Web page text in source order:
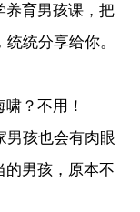
养育男孩课，把
统分享给你。
？不用！
男孩也会有肉眼
的男孩，原本不